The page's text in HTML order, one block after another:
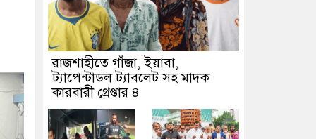
রাজশাহীতে গাঁজা, ইয়াবা,
ট্যাপেন্টাডল ট্যাবলেট সহ মাদক
কারবারী গ্রেপ্তার ৪